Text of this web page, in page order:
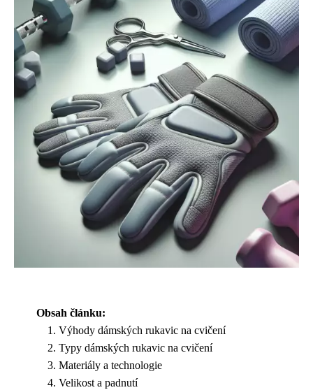
Obsah článku:
Výhody dámských rukavic na cvičení
Typy dámských rukavic na cvičení
Materiály a technologie
Velikost a padnutí